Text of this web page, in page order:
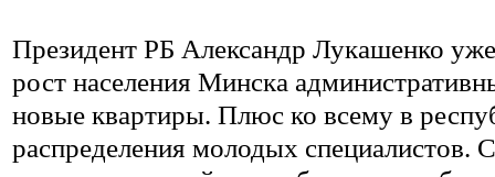
Президент РБ Александр Лукашенко
рост населения Минска
новые квартиры. Плюс ко всему в
распределения молодых специалистов.